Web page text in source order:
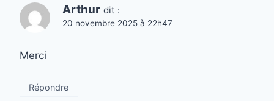
Arthur dit :
20 novembre 2025 à 22h47
Merci
Répondre